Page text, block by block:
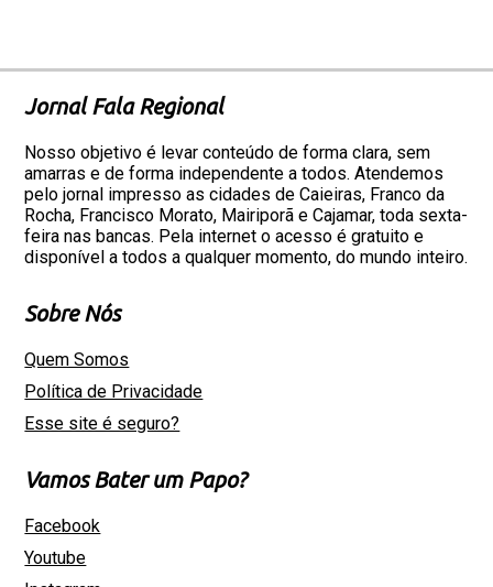
Jornal Fala Regional
Nosso objetivo é levar conteúdo de forma clara, sem
amarras e de forma independente a todos. Atendemos
pelo jornal impresso as cidades de Caieiras, Franco da
Rocha, Francisco Morato, Mairiporã e Cajamar, toda sexta-
feira nas bancas. Pela internet o acesso é gratuito e
disponível a todos a qualquer momento, do mundo inteiro.
Sobre Nós
Quem Somos
Política de Privacidade
Esse site é seguro?
Vamos Bater um Papo?
Facebook
Youtube